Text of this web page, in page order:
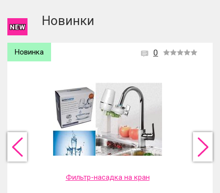
Новинки
0
Новинка
Фильтр-насадка на кран